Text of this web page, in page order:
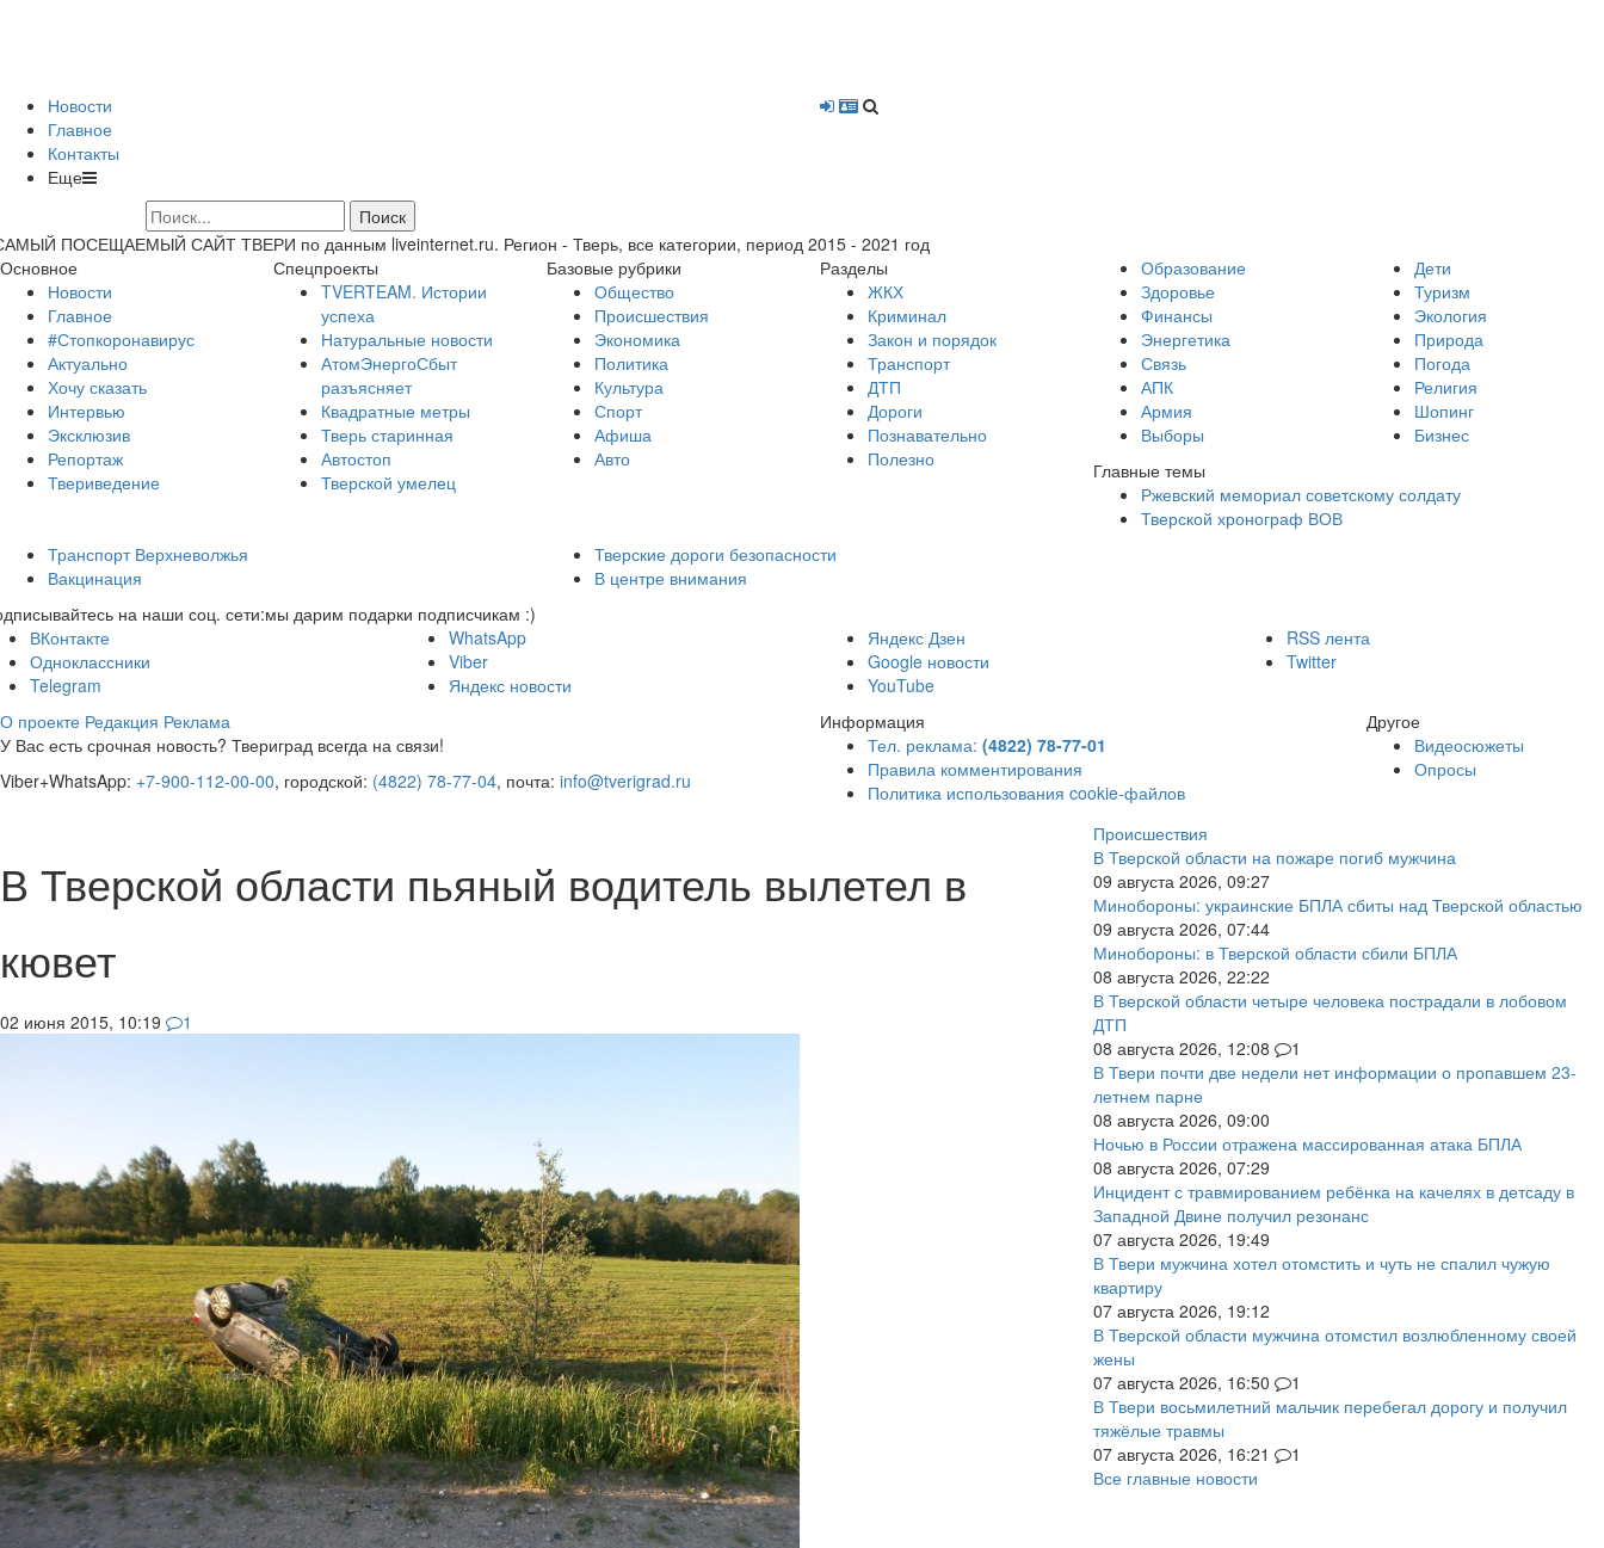
Новости
Главное
Контакты
Еще
ПОСЕЩАЕМЫЙ САЙТ ТВЕРИ по данным liveinternet.ru. Регион - Тверь, все категории, период 2015 - 2021 год
Основное
Новости
Главное
#Стопкоронавирус
Актуально
Хочу сказать
Интервью
Эксклюзив
Репортаж
Твериведение
Спецпроекты
TVERTEAM. Истории
успеха
Натуральные новости
АтомЭнергоСбыт
разъясняет
Квадратные метры
Тверь старинная
Автостоп
Тверской умелец
Базовые рубрики
Общество
Происшествия
Экономика
Политика
Культура
Спорт
Афиша
Авто
Разделы
ЖКХ
Криминал
Закон и порядок
Транспорт
ДТП
Дороги
Познавательно
Полезно
Образование
Здоровье
Финансы
Энергетика
Связь
АПК
Армия
Выборы
Дети
Туризм
Экология
Природа
Погода
Религия
Шопинг
Бизнес
Главные темы
Ржевский мемориал советскому солдату
Тверской хронограф ВОВ
Транспорт Верхневолжья
Вакцинация
Тверские дороги безопасности
В центре внимания
на наши соц. сети:мы дарим подарки подписчикам :)
ВКонтакте
Одноклассники
Telegram
WhatsApp
Viber
Яндекс новости
Яндекс Дзен
Google новости
YouTube
RSS лента
Twitter
О проекте Редакция Реклама
У Вас есть срочная новость? Твериград всегда на связи!
Viber+WhatsApp: +7-900-112-00-00, городской: (4822) 78-77-04, почта: info@tverigrad.ru
Информация
Тел. реклама: (4822) 78-77-01
Правила комментирования
Политика использования cookie-файлов
Другое
Видеосюжеты
Опросы
В Тверской области пьяный водитель вылетел в
кювет
02 июня 2015, 10:19 1
Происшествия
В Тверской области на пожаре погиб мужчина
09 августа 2026, 09:27
Минобороны: украинские БПЛА сбиты над Тверской областью
09 августа 2026, 07:44
Минобороны: в Тверской области сбили БПЛА
08 августа 2026, 22:22
В Тверской области четыре человека пострадали в лобовом
ДТП
08 августа 2026, 12:08
1
В Твери почти две недели нет информации о пропавшем 23-
летнем парне
08 августа 2026, 09:00
Ночью в России отражена массированная атака БПЛА
08 августа 2026, 07:29
Инцидент с травмированием ребёнка на качелях в детсаду в
Западной Двине получил резонанс
07 августа 2026, 19:49
В Твери мужчина хотел отомстить и чуть не спалил чужую
квартиру
07 августа 2026, 19:12
В Тверской области мужчина отомстил возлюбленному своей
жены
07 августа 2026, 16:50
1
В Твери восьмилетний мальчик перебегал дорогу и получил
тяжёлые травмы
07 августа 2026, 16:21
1
Все главные новости